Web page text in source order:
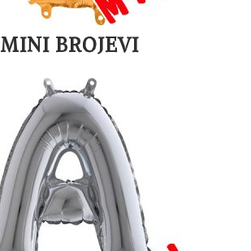
MINI BROJEVI